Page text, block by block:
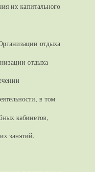
их капитального
отдыха
отдыха
в том
кабинетов,
занятий,